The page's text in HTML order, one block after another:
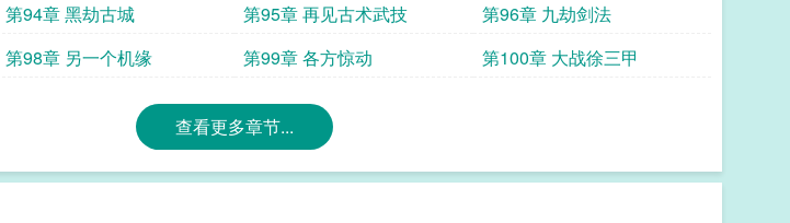
第94章 黑劫古城 第95章 再见古术武技
第96章 九劫剑法
第98章 另一个机缘 第99章 各方惊动 第100章 大战徐三甲
查看更多章节...